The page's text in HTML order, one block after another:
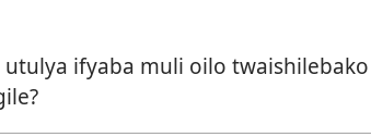
utulya ifyaba muli oilo twaishilebako